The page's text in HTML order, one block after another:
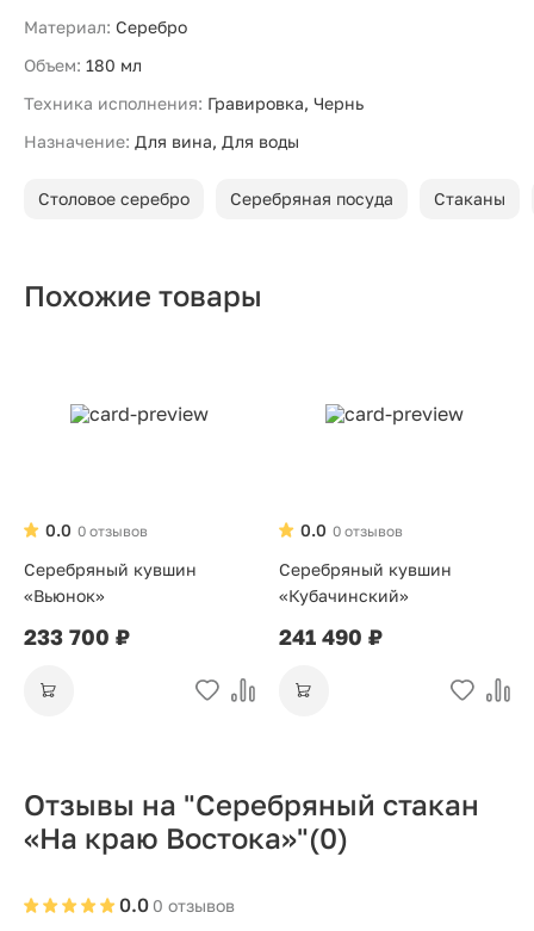
Материал: Серебро
Объем: 180 мл
Техника исполнения: Гравировка, Чернь
Назначение: Для вина, Для воды
Столовое серебро Серебряная посуда Стаканы
Похожие товары
0 отзывов
0.0
Серебряный кувшин
«Вьюнок»
233 700 ₽
0 отзывов
0.0
Серебряный кувшин
«Кубачинский»
241 490 ₽
Отзывы на "Серебряный стакан
«На краю Востока»"(0)
0 отзывов
0.0